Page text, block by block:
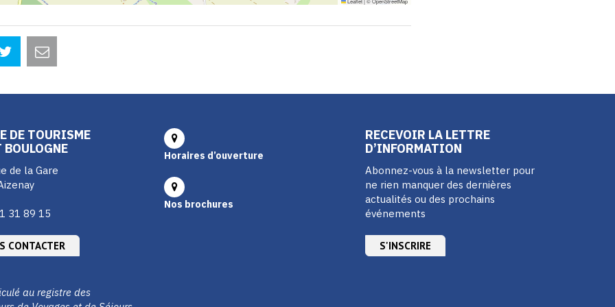
DE TOURISME
de la Gare
31 89 15
CONTACTER
au registre des
Horaires d’ouverture
Nos brochures
RECEVOIR LA LETTRE
D’INFORMATION
Abonnez-vous à la newsletter pour
ne rien manquer des dernières
actualités ou des prochains
événements
S'INSCRIRE